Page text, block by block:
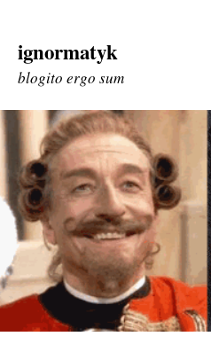
Skip
to
ignormatyk
blogito ergo sum